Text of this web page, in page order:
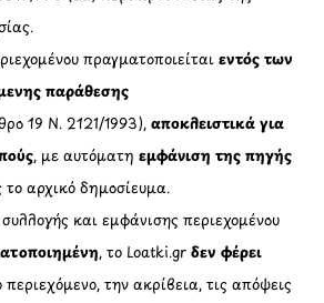
πραγματοποιείταιεντός των
παράθεσης
19 Ν. 2121/1993), αποκλειστικά για
, με αυτόματηεμφάνιση της πηγής
το αρχικό δημοσίευμα.
και εμφάνισης περιεχομένου
, το Loatki.grδεν φέρει
περιεχόμενο, την ακρίβεια, τις απόψεις